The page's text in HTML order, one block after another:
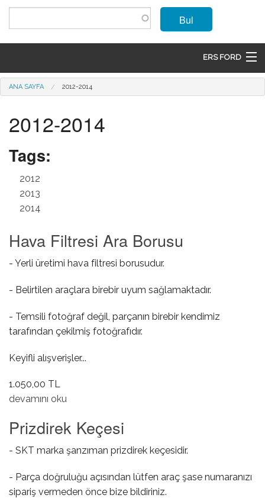
Ana içeriğe atla
Bul
ERS FORD
ANASAYFA
MODELLER
ÜRÜNLER
ÜYE OL
GIRIŞ
SEPET
Buradasınız
ANA SAYFA 2012-2014
2012-2014
Tags:
2012
2013
2014
Hava Filtresi Ara Borusu
- Yerli üretimi hava filtresi borusudur.
- Belirtilen araçlara birebir uyum sağlamaktadır.
- Temsili fotoğraf değil, parçanın birebir kendimiz
tarafından çekilmiş fotoğrafıdır.
Keyifli alışverişler...
1.050,00 TL
Hava Filtresi Ara Borusu hakkında
devamını oku
Prizdirek Keçesi
- SKT marka şanzıman prizdirek keçesidir.
- Parça doğruluğu açısından lütfen araç şase numaranızı
sipariş vermeden önce bize bildiriniz.